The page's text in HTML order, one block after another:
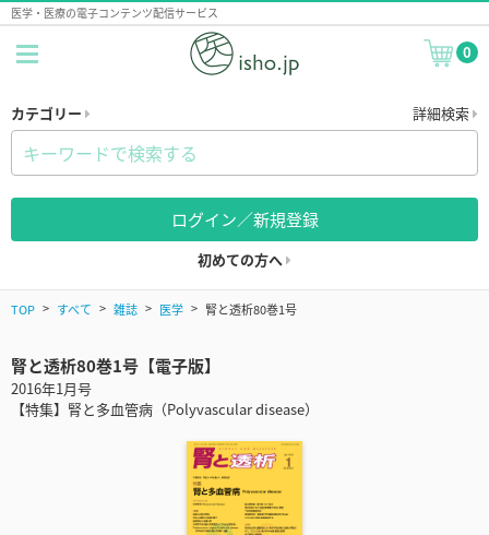
医学・医療の電子コンテンツ配信サービス
0
カテゴリー 詳細検索
ログイン／新規登録
初めての方へ
TOP すべて 雑誌 医学 腎と透析80巻1号
腎と透析80巻1号【電子版】
2016年1月号
【特集】腎と多血管病（Polyvascular disease）